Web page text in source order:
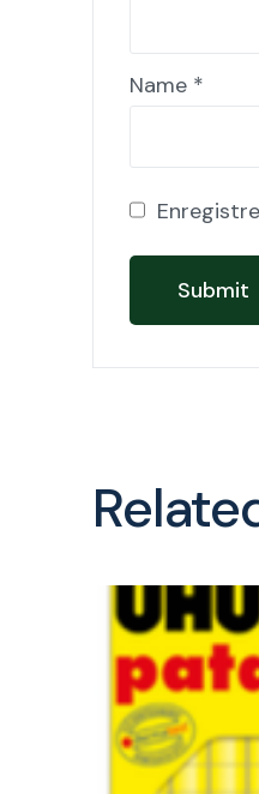
Name *